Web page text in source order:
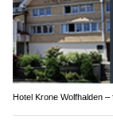
Hotel Krone Wolfhalden